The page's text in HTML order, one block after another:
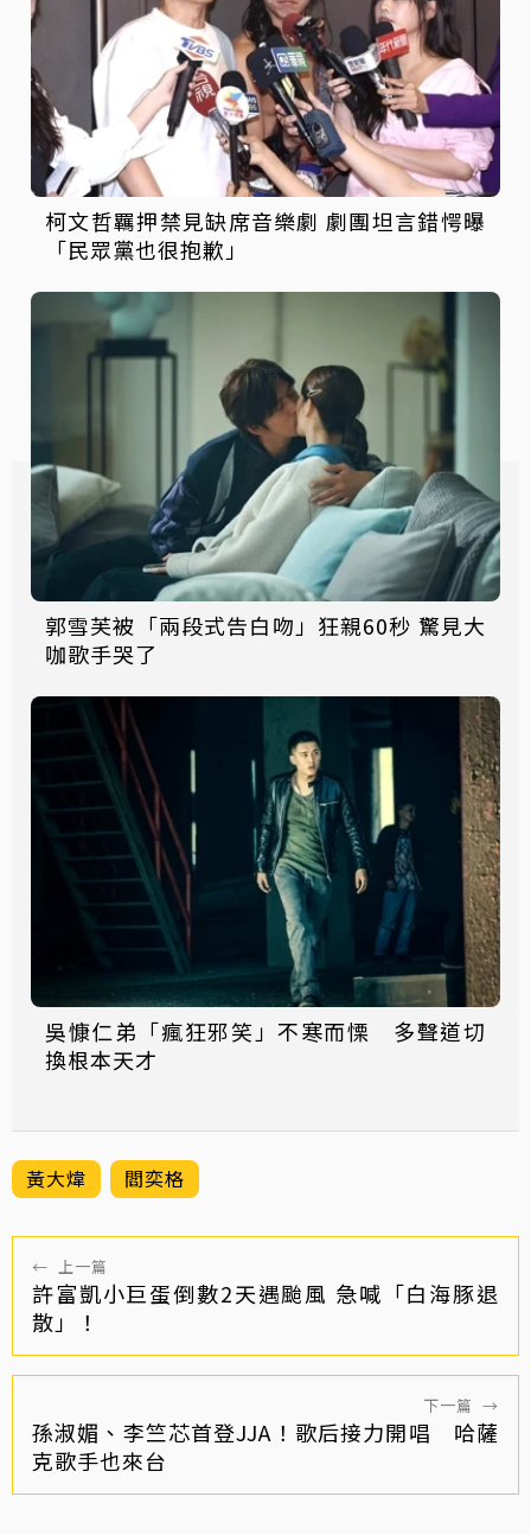
柯文哲羈押禁見缺席音樂劇 劇團坦言錯愕曝
「民眾黨也很抱歉」
郭雪芙被「兩段式告白吻」狂親60秒 驚見大
咖歌手哭了
吳慷仁弟「瘋狂邪笑」不寒而慄 多聲道切
換根本天才
黃大煒 閻奕格
← 上一篇
許富凱小巨蛋倒數2天遇颱風 急喊「白海豚退
散」！
下一篇 →
孫淑媚、李竺芯首登JJA！歌后接力開唱 哈薩
克歌手也來台